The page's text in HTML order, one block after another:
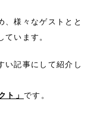
、様々なゲストとと
います。
い記事にして紹介し
ト」です。